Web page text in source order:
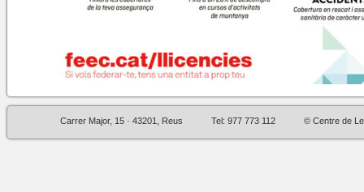
Carrer Major, 15 · 43201, Reus Tel: 977 773 112 © Centre de